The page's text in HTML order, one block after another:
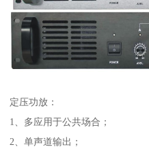
定压功放：
1、多应用于公共场合；
2、单声道输出；